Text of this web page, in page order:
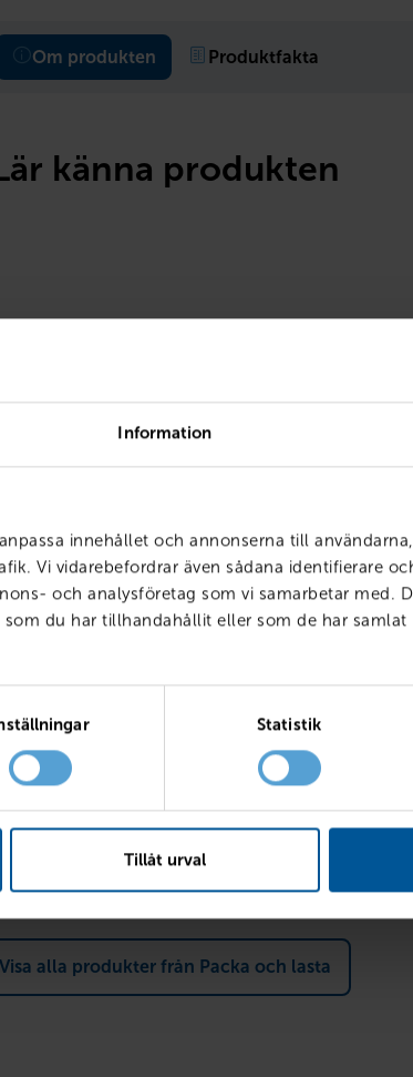
Information
innehållet och annonserna till
Vi vidarebefordrar även sådana identifierare
och analysföretag som vi samarbetar med.
du har tillhandahållit eller som de har samlat
Statistik
Tillåt urval
Om produkten Produktfakta
känna produkten
hämta Reservera & hämta
Visa alla produkter från Packa och lasta